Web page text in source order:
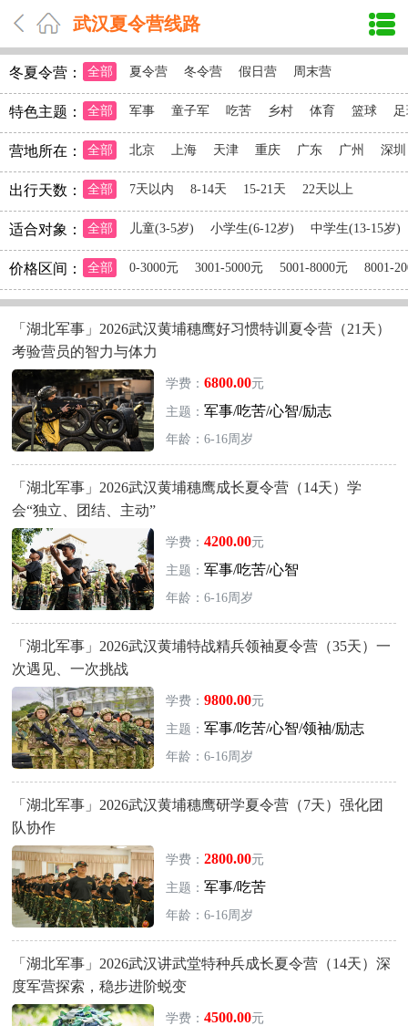
武汉夏令营线路
冬夏令营： 全部 夏令营 冬令营 假日营 周末营
特色主题： 全部 军事 童子军 吃苦 乡村 体育 篮球
营地所在： 全部 北京 上海 天津 重庆 广东 广州 深圳
出行天数： 全部 7天以内 8-14天 15-21天 22天以上
适合对象： 全部 儿童(3-5岁) 小学生(6-12岁) 中学生(13-15岁)
价格区间： 全部 0-3000元 3001-5000元 5001-8000元 8001-
「湖北军事」2026武汉黄埔穗鹰好习惯特训夏令营（21天）
考验营员的智力与体力
学费： 6800.00元
主题： 军事/吃苦/心智/励志
年龄：6-16周岁
「湖北军事」2026武汉黄埔穗鹰成长夏令营（14天）学
会“独立、团结、主动”
学费： 4200.00元
主题： 军事/吃苦/心智
年龄：6-16周岁
「湖北军事」2026武汉黄埔特战精兵领袖夏令营（35天）一
次遇见、一次挑战
学费： 9800.00元
主题： 军事/吃苦/心智/领袖/励志
年龄：6-16周岁
「湖北军事」2026武汉黄埔穗鹰研学夏令营（7天）强化团
队协作
学费： 2800.00元
主题： 军事/吃苦
年龄：6-16周岁
「湖北军事」2026武汉讲武堂特种兵成长夏令营（14天）深
度军营探索，稳步进阶蜕变
学费： 4500.00元